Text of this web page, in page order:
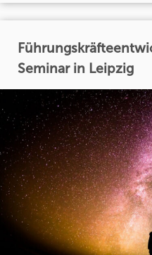
Seminar in Leipzig